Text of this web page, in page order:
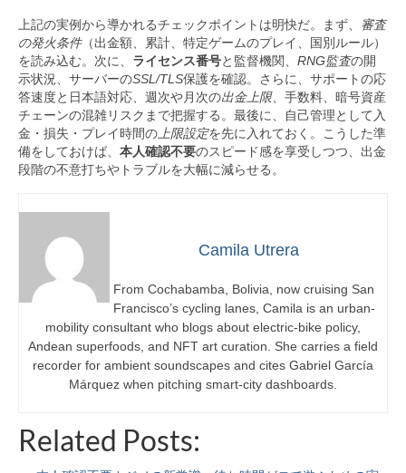
上記の実例から導かれるチェックポイントは明快だ。まず、 審査
の発火条件（出金額、累計、特定ゲームのプレイ、国別ルール）
を読み込む。次に、 ライセンス番号と監督機関、 RNG監査の開
示状況、サーバーのSSL/TLS保護を確認。さらに、サポートの応
答速度と日本語対応、週次や月次の出金上限、手数料、暗号資産
チェーンの混雑リスクまで把握する。最後に、自己管理として入
金・損失・プレイ時間の上限設定を先に入れておく。こうした準
備をしておけば、 本人確認不要のスピード感を享受しつつ、出金
段階の不意打ちやトラブルを大幅に減らせる。
Camila Utrera
From Cochabamba, Bolivia, now cruising San
Francisco’s cycling lanes, Camila is an urban-
mobility consultant who blogs about electric-bike policy,
Andean superfoods, and NFT art curation. She carries a field
recorder for ambient soundscapes and cites Gabriel García
Márquez when pitching smart-city dashboards.
Related Posts: